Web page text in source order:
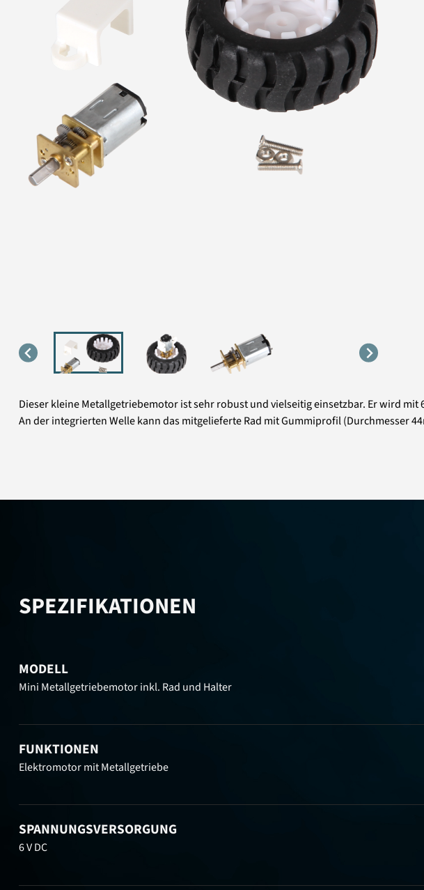
Dieser kleine Metallgetriebemotor ist sehr robust und vielseitig einsetzbar. Er wird
An der integrierten Welle kann das mitgelieferte Rad mit Gummiprofil (Durchmesser
SPEZIFIKATIONEN
MODELL
Mini Metallgetriebemotor inkl. Rad und Halter
FUNKTIONEN
Elektromotor mit Metallgetriebe
SPANNUNGSVERSORGUNG
6 V DC